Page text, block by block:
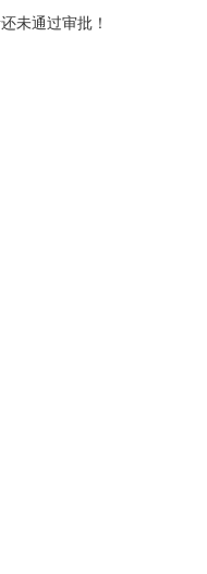
未通过审批！